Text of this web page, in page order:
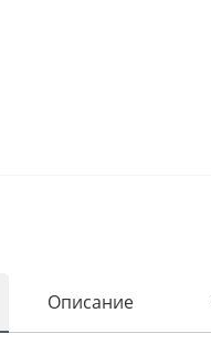
Описание